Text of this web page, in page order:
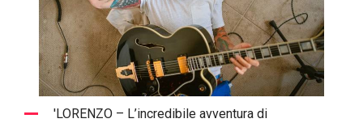
'LORENZO – L’incredibile avventura di